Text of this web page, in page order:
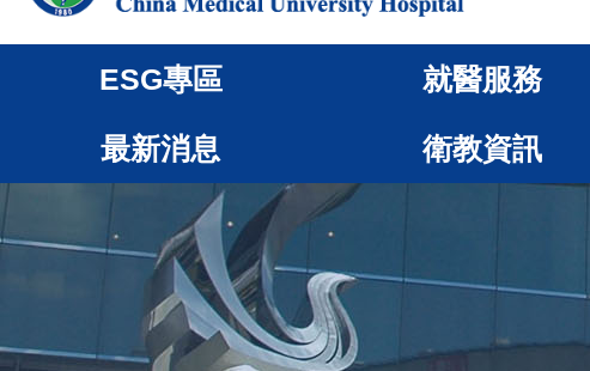
ESG專區 就醫服務
最新消息 衛教資訊